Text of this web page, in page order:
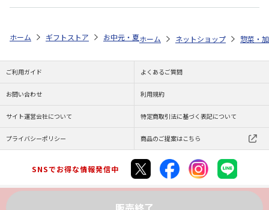
ホーム ギフトストア お中元・夏ギフト特集 2026 ゆうゆうギフト
ホーム ネットショップ 惣菜・
ご利用ガイド よくあるご質問
お問い合わせ 利用規約
サイト運営会社について 特定商取引法に基づく表記について
プライバシーポリシー 商品のご提案はこちら
SNSでお得な情報発信中